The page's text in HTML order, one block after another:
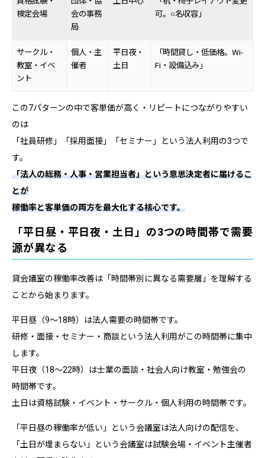
検定会場
会の事務
局
可。○名収容」
サークル・
教室・イベ
ント
個人・主
催者
平日夜・
土日
「時間貸し・低価格。Wi-
Fi・設備込み」
この7パターンの中で客単価が高く・リピートにつながりやすい
のは
「社員研修」「採用面接」「セミナー」という法人利用の3つで
す。
「法人の総務・人事・営業担当者」という意思決定者に届けるこ
とが
稼働率と客単価の両方を最大化する核心です。
「平日昼・平日夜・土日」の3つの時間帯で需要
源が異なる
貸会議室の稼働率改善は「時間帯別に異なる需要層」を理解する
ことから始まります。
平日昼（9〜18時）は法人需要の時間帯です。
研修・面接・セミナー・商談という法人利用がこの時間帯に集中
します。
平日夜（18〜22時）は士業の面談・社会人向け教室・勉強会の
時間帯です。
土日は資格試験・イベント・サークル・個人利用の時間帯です。
「平日昼の稼働率が低い」という会議室は法人向けの配信を、
「土日が埋まらない」という会議室は試験会場・イベント主催者